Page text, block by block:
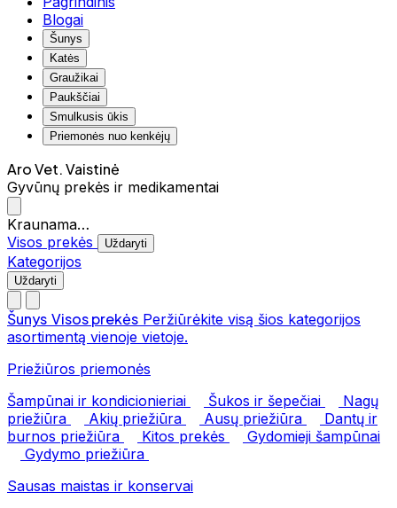
Blogai
Šunys
Katės
Graužikai
Paukščiai
Smulkusis ūkis
Priemonės nuo kenkėjų
Aro Vet. Vaistinė
Gyvūnų prekės ir medikamentai
Kraunama…
Visos prekės
Uždaryti
Kategorijos
Uždaryti
Šunys Visos prekės Peržiūrėkite visą šios kategorijos
asortimentą vienoje vietoje.
Priežiūros priemonės
Šampūnai ir kondicionieriai
Šukos ir šepečiai
Nagų
priežiūra
Akių priežiūra Ausų priežiūra
Dantų ir
burnos priežiūra
Kitos prekės
Gydomieji šampūnai
Gydymo priežiūra
Sausas maistas ir konservai